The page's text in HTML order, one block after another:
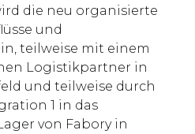
die neu organisierte
und
teilweise mit einem
Logistikpartner in
und teilweise durch
1 in das
von Fabory in